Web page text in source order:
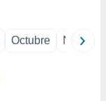
Octubre